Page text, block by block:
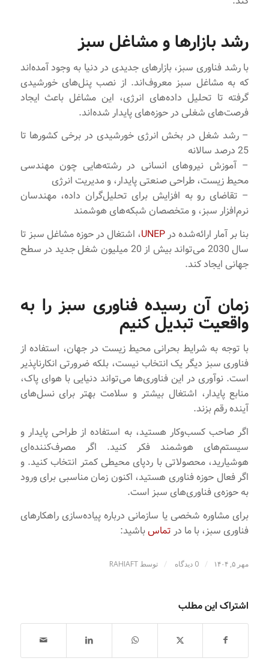
رشد بازارها و مشاغل سبز
با رشد فناوری سبز، بازارهای جدیدی در دنیا به وجود آمده‌اند
که به مشاغل سبز معروف‌اند. از نصب پنل‌های خورشیدی
گرفته تا تحلیل داده‌های انرژی، این مشاغل باعث ایجاد
فرصت‌های شغلی در حوزه‌های پایدار شده‌اند.
– رشد شغل‌ در بخش انرژی خورشیدی در برخی کشورها تا
25 درصد سالانه
– آموزش نیروهای انسانی در رشته‌هایی چون مهندسی
محیط زیست، طراحی صنعتی پایدار، و مدیریت انرژی
– تقاضای رو به افزایش برای تحلیل‌گران داده، مهندسان
نرم‌افزار سبز، و متخصصان شبکه‌های هوشمند
بنا بر آمار ارائه‌شده در UNEP، اشتغال در حوزه مشاغل سبز تا
سال 2030 می‌تواند بیش از 20 میلیون شغل جدید در سطح
جهانی ایجاد کند.
زمان آن رسیده فناوری سبز را به
واقعیت تبدیل کنیم
با توجه به شرایط بحرانی محیط زیست در جهان، استفاده از
فناوری سبز دیگر یک انتخاب نیست، بلکه ضرورتی انکارناپذیر
است. نوآوری در این فناوری‌ها می‌تواند دنیایی با هوای پاک،
منابع پایدار، اشتغال بیشتر و سلامت بهتر برای نسل‌های
آینده رقم بزند.
اگر صاحب کسب‌وکار هستید، به استفاده از طراحی پایدار و
سیستم‌های هوشمند فکر کنید. اگر مصرف‌کننده‌ای
هوشیارید، محصولاتی با ردپای محیطی کمتر انتخاب کنید. و
اگر فعال حوزه فناوری هستید، اکنون زمان مناسبی برای ورود
به حوزه‌ی فناوری‌های سبز است.
برای مشاوره شخصی یا سازمانی درباره پیاده‌سازی راهکارهای
فناوری سبز، با ما در تماسباشید:
مهر ۵, ۱۴۰۴ / 0 دیدگاه / توسط RAHIAFT
اشتراک این مطلب